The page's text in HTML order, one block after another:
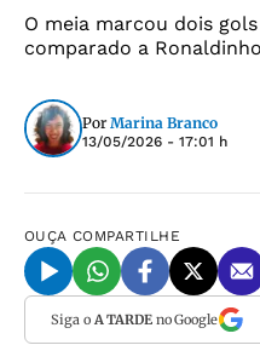
O meia marcou dois
comparado a
Por Marina Branco
13/05/2026 - 17:01 h
OUÇA COMPARTILHE
Siga o A TARDEno Google